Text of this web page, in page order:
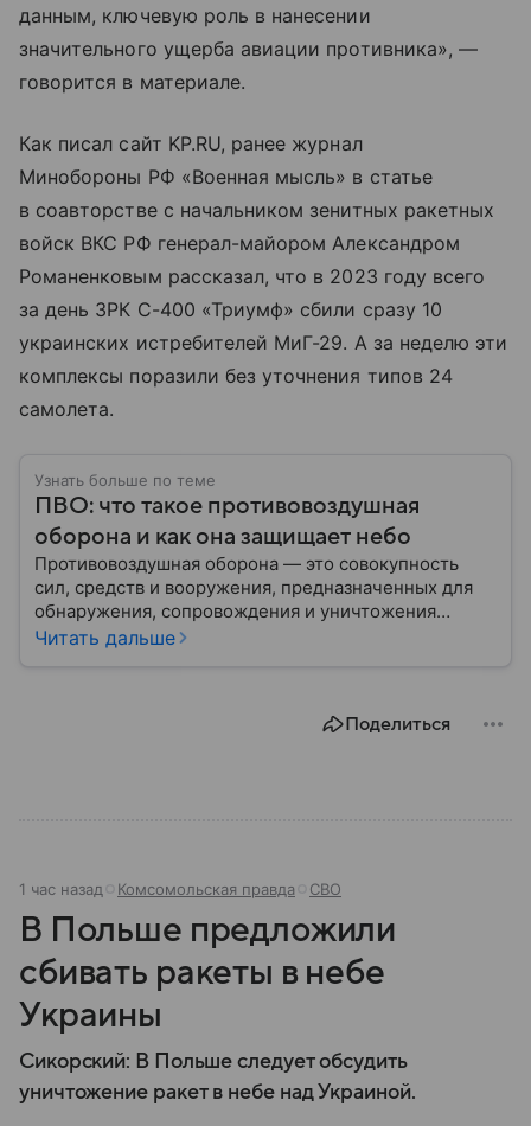
данным, ключевую роль в нанесении
значительного ущерба авиации противника», —
говорится в материале.
Как писал сайт KP.RU, ранее журнал
Минобороны РФ «Военная мысль» в статье
в соавторстве с начальником зенитных ракетных
войск ВКС РФ генерал-майором Александром
Романенковым рассказал, что в 2023 году всего
за день ЗРК С-400 «Триумф» сбили сразу 10
украинских истребителей МиГ-29. А за неделю эти
комплексы поразили без уточнения типов 24
самолета.
Узнать больше по теме
ПВО: что такое противовоздушная
оборона и как она защищает небо
Противовоздушная оборона — это совокупность
сил, средств и вооружения, предназначенных для
обнаружения, сопровождения и уничтожения
средств воздушного нападения. Современные
Читать дальше
Поделиться
1 час назад Комсомольская правда СВО
В Польше предложили
сбивать ракеты в небе
Украины
Сикорский: В Польше следует обсудить
уничтожение ракет в небе над Украиной.